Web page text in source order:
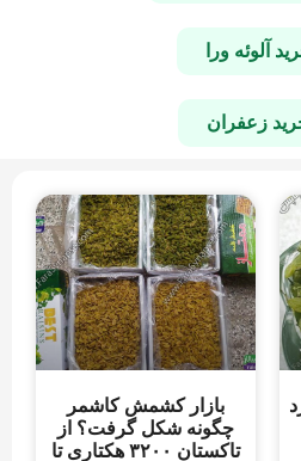
آلوئه ورا
زعفران
بازار کشمش کاشمر
چگونه شکل گرفت؟ از
تاکستان ۳۲۰۰ هکتاری تا